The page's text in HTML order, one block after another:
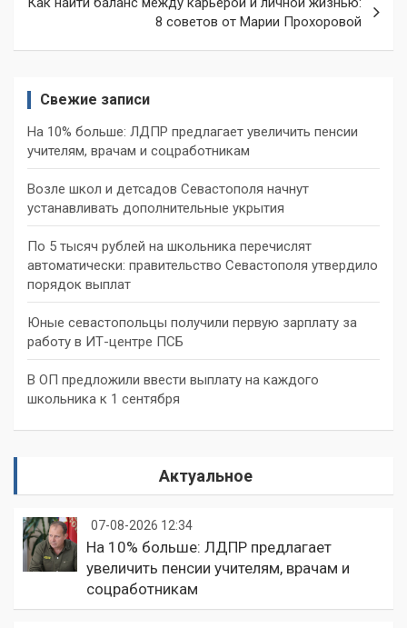
8 советов от Марии Прохоровой
Свежие записи
На 10% больше: ЛДПР предлагает увеличить пенсии
учителям, врачам и соцработникам
Возле школ и детсадов Севастополя начнут
устанавливать дополнительные укрытия
По 5 тысяч рублей на школьника перечислят
автоматически: правительство Севастополя утвердило
порядок выплат
Юные севастопольцы получили первую зарплату за
работу в ИТ-центре ПСБ
В ОП предложили ввести выплату на каждого
школьника к 1 сентября
Актуальное
07-08-2026 12:34
На 10% больше: ЛДПР предлагает
увеличить пенсии учителям, врачам и
соцработникам